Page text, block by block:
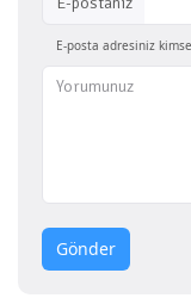
E-posta adresiniz
Gönder